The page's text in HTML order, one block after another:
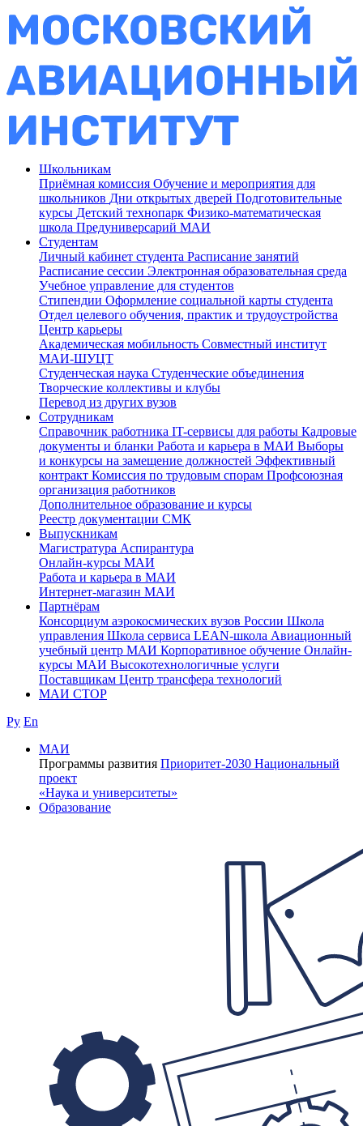
Школьникам
Приёмная комиссия Обучение и мероприятия для
школьников Дни открытых дверей Подготовительные
курсы Детский технопарк Физико-математическая
школа Предуниверсарий МАИ
Студентам
Личный кабинет студента Расписание занятий
Расписание сессии Электронная образовательная среда
Учебное управление для студентов
Стипендии Оформление социальной карты студента
Отдел целевого обучения, практик и трудоустройства
Центр карьеры
Академическая мобильность Совместный институт
МАИ-ШУЦТ
Студенческая наука Студенческие объединения
Творческие коллективы и клубы
Перевод из других вузов
Сотрудникам
Cправочник работника IT-сервисы для работы Кадровые
документы и бланки Работа и карьера в МАИ Выборы
и конкурсы на замещение должностей Эффективный
контракт Комиссия по трудовым спорам Профсоюзная
организация работников
Дополнительное образование и курсы
Реестр документации СМК
Выпускникам
Магистратура Аспирантура
Онлайн-курсы МАИ
Работа и карьера в МАИ
Интернет-магазин МАИ
Партнёрам
Консорциум аэрокосмических вузов России Школа
управления Школа сервиса LEAN-школа Авиационный
учебный центр МАИ Корпоративное обучение Онлайн-
курсы МАИ Высокотехнологичные услуги
Поставщикам Центр трансфера технологий
МАИ СТОР
Ру En
МАИ
Программы развития Приоритет-2030 Национальный
проект
«Наука и университеты»
Образование